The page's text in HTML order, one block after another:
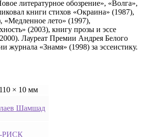
литературное обозрение», «Волга»,
книги стихов «Окраина» (1987),
«Медленное лето» (1997),
(2003), книгу прозы и эссе
Лауреат Премии Андрея Белого
журнала «Знамя» (1998) за эссеистику.
× 10 мм
Шамшад
РИСК